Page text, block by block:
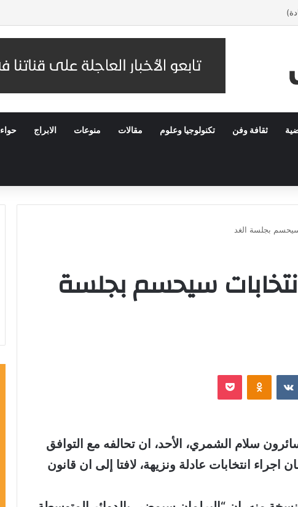
ثقافة وفن تكنولوجيا وعلوم مقالات منوعات الابراج حواء
سيحسم بجلسة الغد
سيحسم بجلسة
Odnoklassniki
‫Pocket
سلام الشمري، الأحد، ان تحالفه مع التوافق
اجراء انتخابات عادلة ونزيهة، لافتا إلى ان قانون